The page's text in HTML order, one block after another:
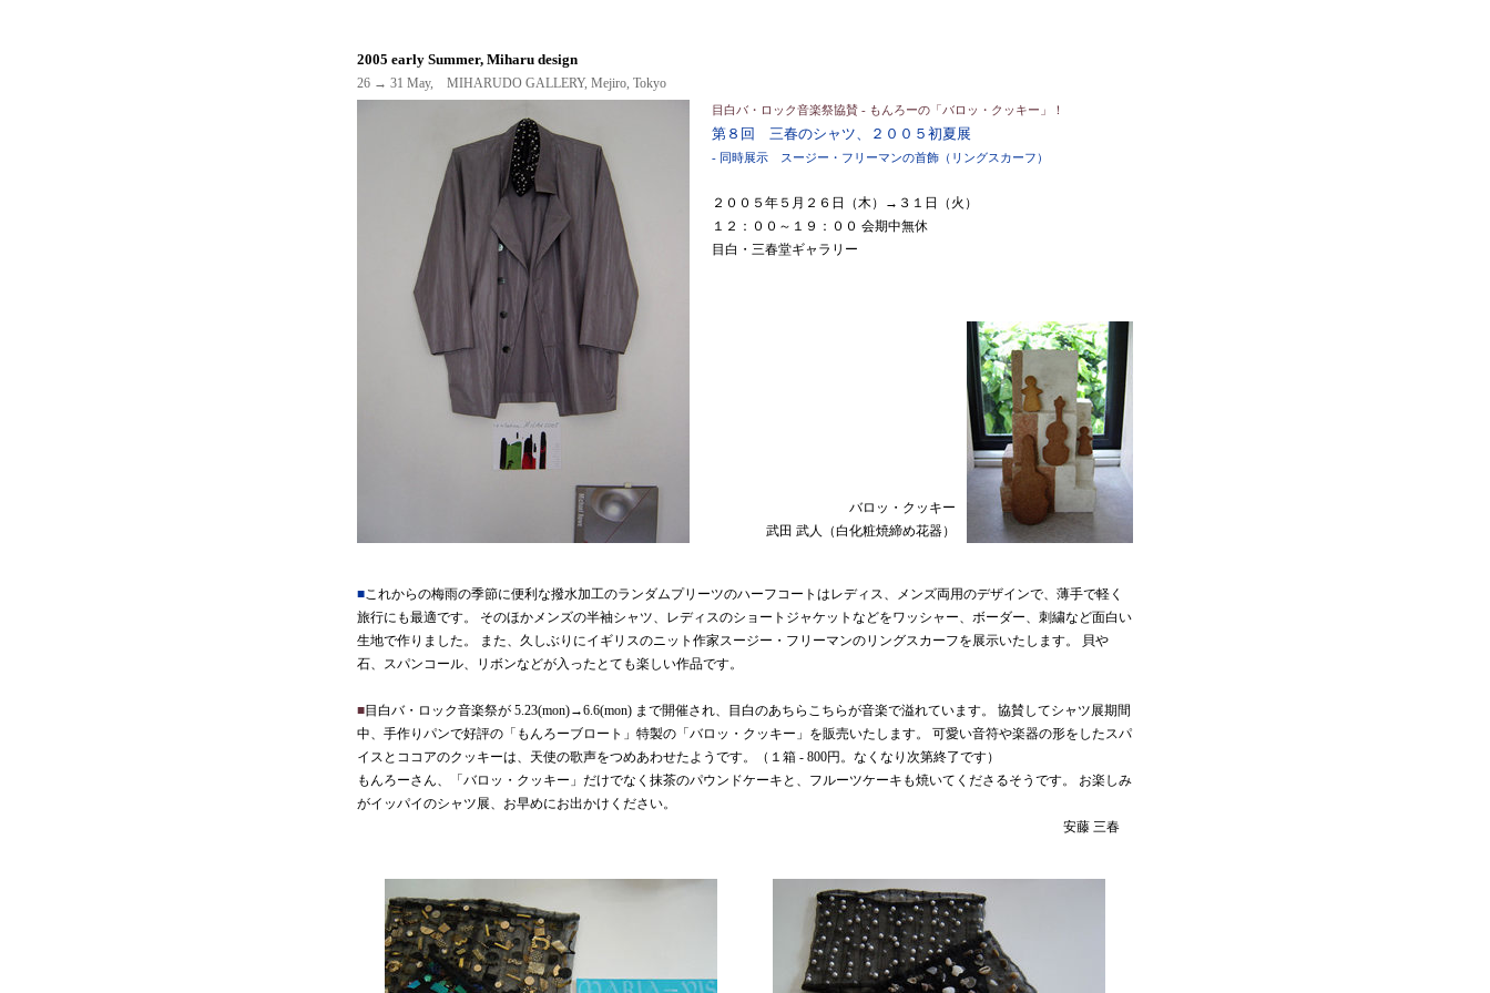
2005 early Summer, Miharu design
26 → 31 May, MIHARUDO GALLERY, Mejiro, Tokyo
目白バ・ロック音楽祭協賛 - もんろーの「バロッ・クッキー」！
第８回 三春のシャツ、２００５初夏展
- 同時展示 スージー・フリーマンの首飾（リングスカーフ）
２００５年５月２６日（木）→３１日（火）
１２：００～１９：００ 会期中無休
目白・三春堂ギャラリー
バロッ・クッキー
武田 武人（白化粧焼締め花器）
■これからの梅雨の季節に便利な撥水加工のランダムプリーツのハーフコートはレディス、メンズ両用のデザインで、薄手で軽く
旅行にも最適です。 そのほかメンズの半袖シャツ、レディスのショートジャケットなどをワッシャー、ボーダー、刺繍など面白い
生地で作りました。 また、久しぶりにイギリスのニット作家スージー・フリーマンのリングスカーフを展示いたします。 貝や
石、スパンコール、リボンなどが入ったとても楽しい作品です。
■目白バ・ロック音楽祭が 5.23(mon)→6.6(mon) まで開催され、目白のあちらこちらが音楽で溢れています。 協賛してシャツ展期間
中、手作りパンで好評の「もんろーブロート」特製の「バロッ・クッキー」を販売いたします。 可愛い音符や楽器の形をしたスパ
イスとココアのクッキーは、天使の歌声をつめあわせたようです。（１箱 - 800円。なくなり次第終了です）
もんろーさん、「バロッ・クッキー」だけでなく抹茶のパウンドケーキと、フルーツケーキも焼いてくださるそうです。 お楽しみ
がイッパイのシャツ展、お早めにお出かけください。
安藤 三春